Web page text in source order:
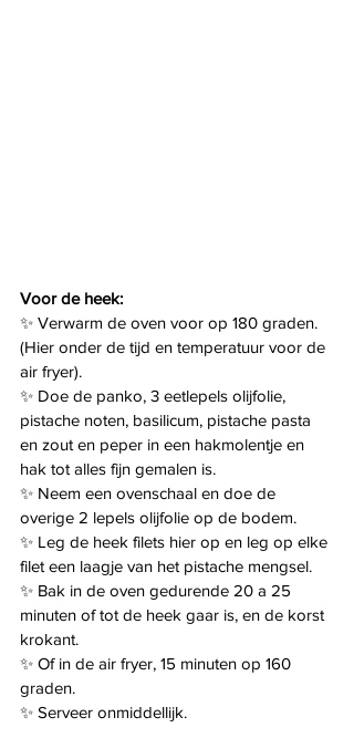
Voor de heek:
✨ Verwarm de oven voor op 180 graden.
(Hier onder de tijd en temperatuur voor de
air fryer).
✨ Doe de panko, 3 eetlepels olijfolie,
pistache noten, basilicum, pistache pasta
en zout en peper in een hakmolentje en
hak tot alles fijn gemalen is.
✨ Neem een ovenschaal en doe de
overige 2 lepels olijfolie op de bodem.
✨ Leg de heek filets hier op en leg op elke
filet een laagje van het pistache mengsel.
✨ Bak in de oven gedurende 20 a 25
minuten of tot de heek gaar is, en de korst
krokant.
✨️ Of in de air fryer, 15 minuten op 160
graden.
✨ Serveer onmiddellijk.